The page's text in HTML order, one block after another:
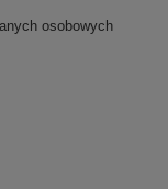
osobowych